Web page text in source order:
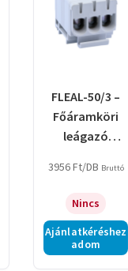
FLEAL-50/3 –
Főáramköri
leágazó
szerelhető,
3956Ft/DB Bruttó
Nincs
Ajánlatkéréshez
adom